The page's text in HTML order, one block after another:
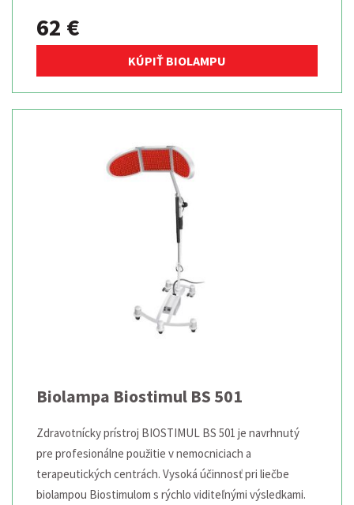
62 €
KÚPIŤ BIOLAMPU
Biolampa Biostimul BS 501
Zdravotnícky prístroj BIOSTIMUL BS 501 je navrhnutý
pre profesionálne použitie v nemocniciach a
terapeutických centrách. Vysoká účinnosť pri liečbe
biolampou Biostimulom s rýchlo viditeľnými výsledkami.